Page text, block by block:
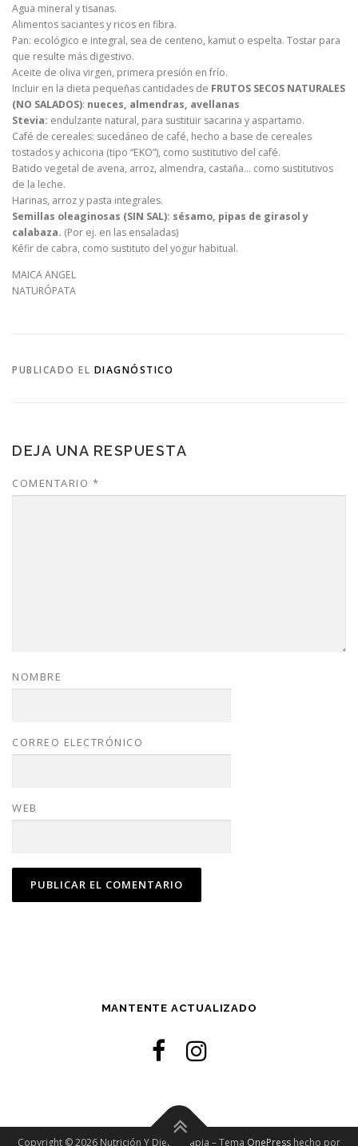
Agua mineral y tisanas.
Alimentos saciantes y ricos en fibra.
Pan: ecológico e integral, sea de centeno, kamut o espelta. Tostar para
que resulte más digestivo.
Aceite de oliva virgen, primera presión en frío.
Incluir en la dieta pequeñas cantidades de FRUTOS SECOS NATURALES
(NO SALADOS): nueces, almendras, avellanas
Stevia: endulzante natural, para sustituir sacarina y aspartamo.
Café de cereales: sucedáneo de café, hecho a base de cereales
tostados y achicoria (tipo “EKO”), como sustitutivo del café.
Batido vegetal de avena, arroz, almendra, castaña… como sustitutivos
de la leche.
Harinas, arroz y pasta integrales.
Semillas oleaginosas (SIN SAL): sésamo, pipas de girasol y
calabaza. (Por ej. en las ensaladas)
Kéfir de cabra, como sustituto del yogur habitual.
MAICA ANGEL
NATURÓPATA
PUBLICADO EL DIAGNÓSTICO
DEJA UNA RESPUESTA
COMENTARIO *
NOMBRE
CORREO ELECTRÓNICO
WEB
MANTENTE ACTUALIZADO
Copyright © 2026 Nutrición Y Dietoterapia –Tema OnePress hecho por